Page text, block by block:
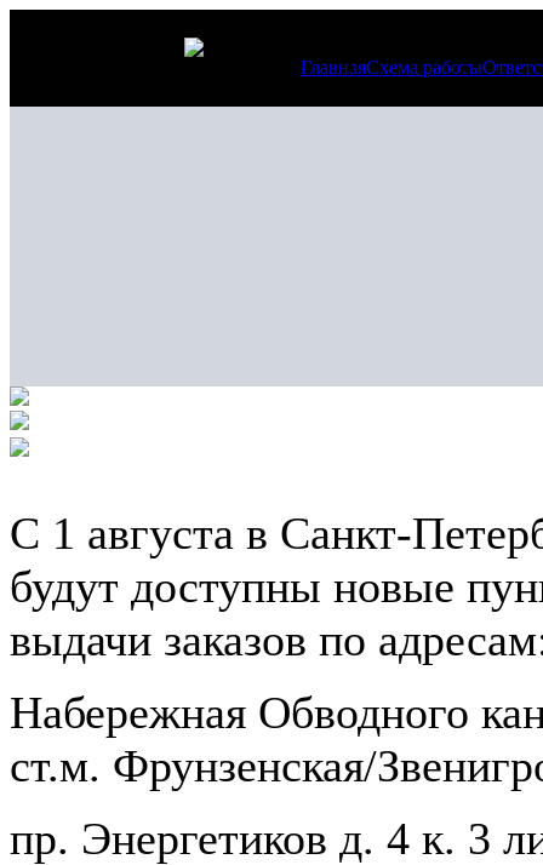
ГлавнаяСхема работы
С 1 августа в Санкт-
будут доступны новые
выдачи заказов по
Набережная Обводного
ст.м. Фрунзенская/
пр. Энергетиков д. 4 к. 3